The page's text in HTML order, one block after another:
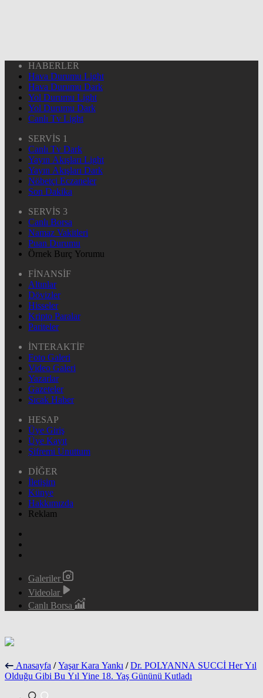
HABERLER
Hava Durumu Light
Hava Durumu Dark
Yol Durumu Light
Yol Durumu Dark
Canlı Tv Light
SERVİS 1
Canlı Tv Dark
Yayın Akışları Light
Yayın Akışları Dark
Nöbetçi Eczaneler
Son Dakika
SERVİS 3
Canlı Borsa
Namaz Vakitleri
Puan Durumu
Örnek Burç Yorumu
FİNANSİF
Altınlar
Dövizler
Hisseler
Kripto Paralar
Pariteler
İNTERAKTİF
Foto Galeri
Video Galeri
Yazarlar
Gazeteler
Sıcak Haber
HESAP
Üye Giriş
Üye Kayıt
Şifremi Unuttum
DİĞER
İletişim
Künye
Hakkımızda
Reklam
Galeriler
Videolar
Canlı Borsa
Anasayfa / Yaşar Kara Yankı / Dr. POLYANNA SUCCİ Her Yıl
Olduğu Gibi Bu Yıl Yine 18. Yaş Gününü Kutladı